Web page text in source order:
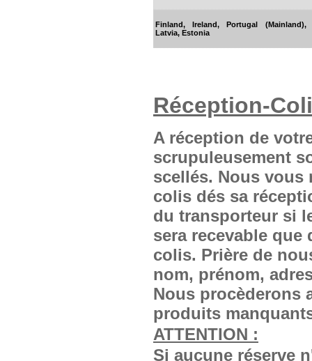
Finland, Ireland, Portugal (Mainland),
Latvia, Estonia
Réception-
A réception de
scrupuleusement
scellés. Nous vous
colis dés sa
du transporteur si
sera recevable que
colis. Prière de
nom, prénom,
Nous procèderons
produits
ATTENTION :
Si aucune réserve